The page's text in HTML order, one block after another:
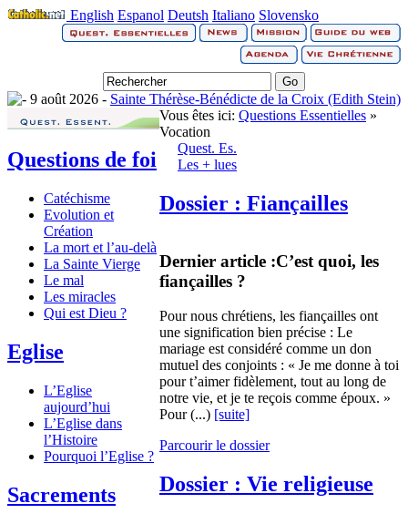
English Espanol Deutsh Italiano Slovensko
9 août 2026 - Sainte Thérèse-Bénédicte de la Croix (Edith Stein)
Questions de foi
Catéchisme
Evolution et
Création
La mort et l’au-delà
La Sainte Vierge
Le mal
Les miracles
Qui est Dieu ?
Eglise
L’Eglise
aujourd’hui
L’Eglise dans
l’Histoire
Pourquoi l’Eglise ?
Sacrements
Vous êtes ici: Questions Essentielles »
Vocation
Quest. Es.
Les + lues
Dossier : Fiançailles
Dernier article :C’est quoi, les
fiançailles ?
Pour nous chrétiens, les fiançailles ont
une signification bien précise : Le
mariage est considéré comme un don
mutuel des conjoints : « Je me donne à toi
pour t’aimer fidèlement, tout au long de
notre vie, et je te reçois comme époux. »
Pour (...) [suite]
Parcourir le dossier
Dossier : Vie religieuse